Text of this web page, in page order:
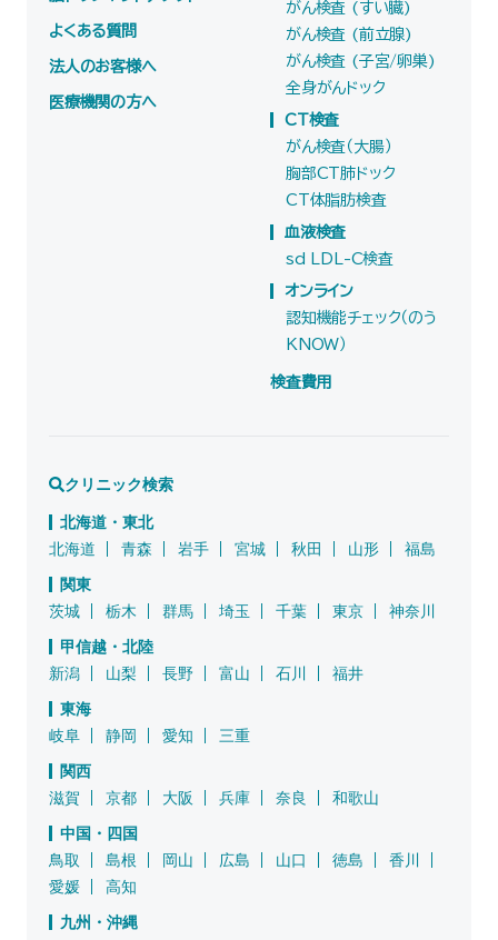
よくある質問
法人のお客様へ
医療機関の方へ
がん検査 (すい臓)
がん検査 (前立腺)
がん検査 (子宮/卵巣)
全身がんドック
CT検査
がん検査（大腸）
胸部CT肺ドック
CT体脂肪検査
血液検査
sd LDL-C検査
オンライン
認知機能チェック（のう
KNOW）
検査費用
クリニック検索
北海道・東北
北海道
青森 岩手 宮城 秋田 山形
福島
関東
茨城
栃木 群馬 埼玉 千葉 東京
神奈川
甲信越・北陸
新潟
山梨 長野 富山 石川
福井
東海
岐阜
静岡 愛知
三重
関西
滋賀
京都 大阪 兵庫 奈良
和歌山
中国・四国
鳥取
島根 岡山 広島 山口 徳島
香川
愛媛
高知
九州・沖縄